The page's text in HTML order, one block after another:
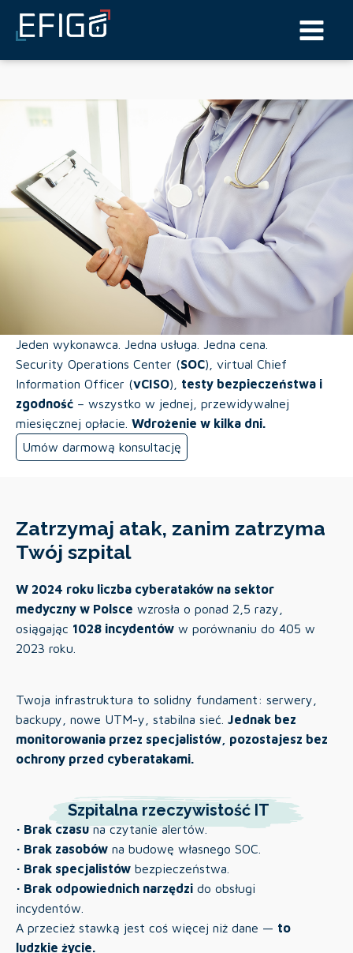
Bezpieczeństwo IT dla szpitala
Jeden wykonawca. Jedna usługa. Jedna cena.
Security Operations Center (SOC), virtual Chief
Information Officer (vCISO), testy bezpieczeństwa i
zgodność – wszystko w jednej, przewidywalnej
miesięcznej opłacie. Wdrożenie w kilka dni.
Umów darmową konsultację
Zatrzymaj atak, zanim zatrzyma
Twój szpital
W 2024 roku liczba cyberataków na sektor
medyczny w Polsce wzrosła o ponad 2,5 razy,
osiągając 1028 incydentów w porównaniu do 405 w
2023 roku.
Twoja infrastruktura to solidny fundament: serwery,
backupy, nowe UTM-y, stabilna sieć. Jednak bez
monitorowania przez specjalistów, pozostajesz bez
ochrony przed cyberatakami.
Szpitalna rzeczywistość IT
· Brak czasuna czytanie alertów.
· Brak zasobów na budowę własnego SOC.
· Brak specjalistów bezpieczeństwa.
· Brak odpowiednich narzędzi do obsługi
incydentów.
A przecież stawką jest coś więcej niż dane — to
ludzkie życie.